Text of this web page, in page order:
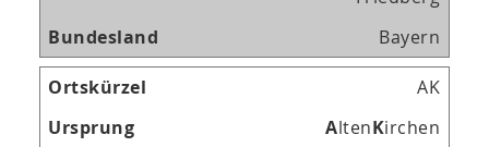
Bayern
AK
AltenKirchen